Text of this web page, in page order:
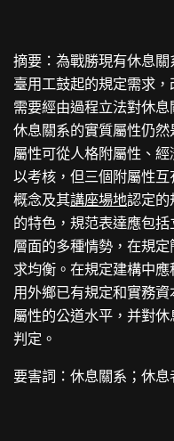
摘要：為戰勝現有休息
臺用工鼓起的規定需求
需要經由過程立法對休
休息關系的實質屬性仍
屬性可從人格附屬性、
以考核，但三個附屬性
概念及其講座場地認定的
的特色，規范表達應包
層面的多種情勢，在規
求均衡。在規定建構中
用外鄉已有規定和實務
屬性的公道水平，并對
判定。
要害詞：休息關系；休